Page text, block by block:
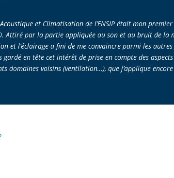
et Climatisation de l’ENSIP était mon
Attiré par la partie appliquée au son et au bruit de la
et l’éclairage a fini de me convaincre parmi les
gardé en tête cet intérêt de prise en compte des
domaines voisins (ventilation…), que j’applique encore